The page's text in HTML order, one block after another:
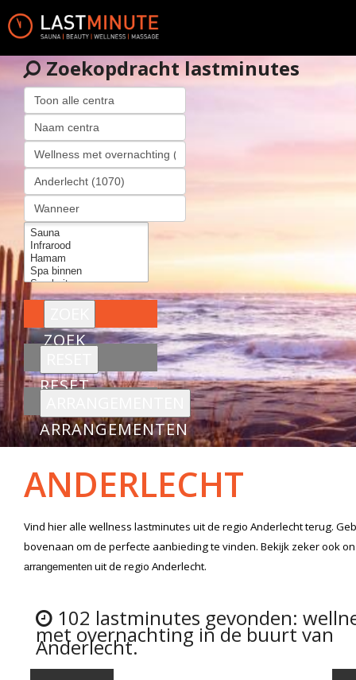
Zoekopdracht lastminutes
ZOEK
RESET
ARRANGEMENTEN
ANDERLECHT
Vind hier alle wellness lastminutes uit de regio Anderlechtterug.
bovenaan om de perfecte aanbieding te vinden. Bekijk zeker ook
arrangementen uit de regio Anderlecht.
102 lastminutes gevonden:
met overnachting in de buurt van
Anderlecht.